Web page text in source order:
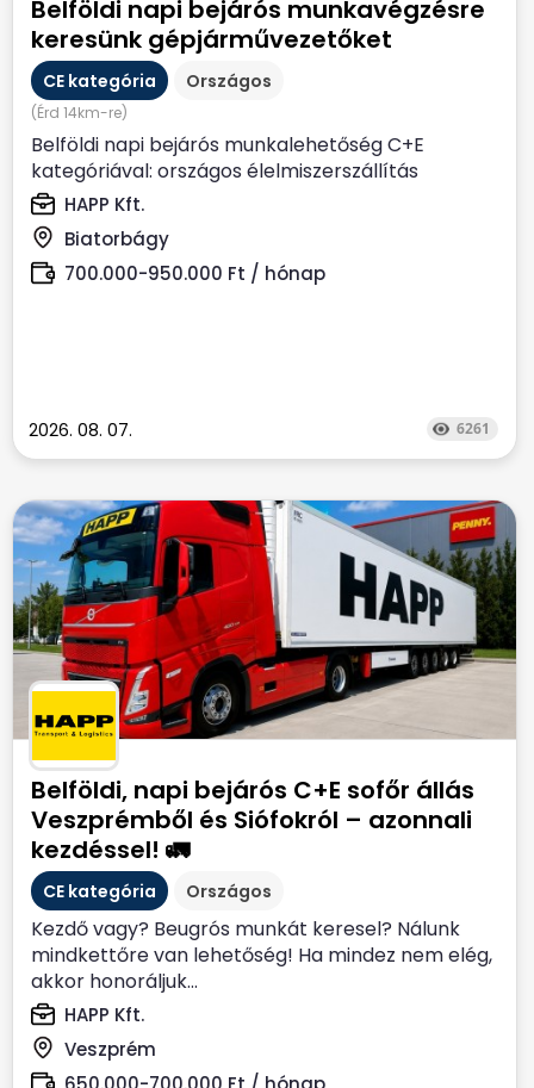
Belföldi napi bejárós munkavégzésre
keresünk gépjárművezetőket
CE kategória Országos
(Érd 14km-re)
Belföldi napi bejárós munkalehetőség C+E
kategóriával: országos élelmiszerszállítás
Biatorbágyi...
HAPP Kft.
Biatorbágy
700.000-950.000 Ft / hónap
2026. 08. 07. 6261
Belföldi, napi bejárós C+E sofőr állás
Veszprémből és Siófokról – azonnali
kezdéssel! 🚛
CE kategória Országos
Kezdő vagy? Beugrós munkát keresel? Nálunk
mindkettőre van lehetőség! Ha mindez nem elég,
akkor honoráljuk...
HAPP Kft.
Veszprém